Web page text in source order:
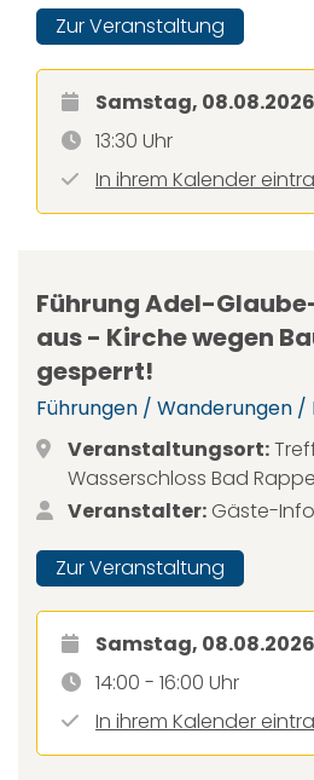
Zur Veranstaltung
Samstag, 08.08.2026
13:30 Uhr
In ihrem Kalender
Führung Adel-
aus - Kirche wegen
gesperrt!
Führungen / Wanderungen /
Veranstaltungsort:
Wasserschloss Bad
Veranstalter: Gäste-
Zur Veranstaltung
Samstag, 08.08.2026
14:00 - 16:00 Uhr
In ihrem Kalender